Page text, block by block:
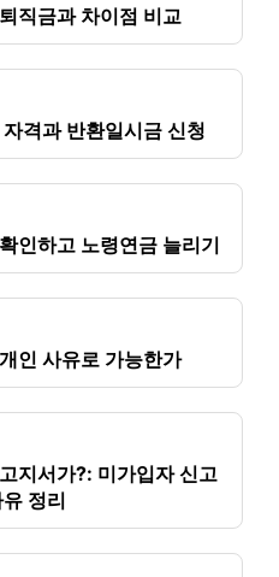
직금과 차이점 비교
격과 반환일시금 신청
인하고 노령연금 늘리기
인 사유로 가능한가
지서가?: 미가입자 신고
정리